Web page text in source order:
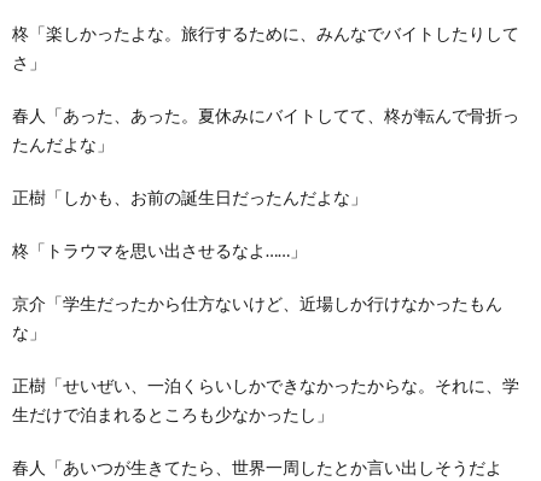
柊「楽しかったよな。旅行するために、みんなでバイトしたりして
さ」
春人「あった、あった。夏休みにバイトしてて、柊が転んで骨折っ
たんだよな」
正樹「しかも、お前の誕生日だったんだよな」
柊「トラウマを思い出させるなよ……」
京介「学生だったから仕方ないけど、近場しか行けなかったもん
な」
正樹「せいぜい、一泊くらいしかできなかったからな。それに、学
生だけで泊まれるところも少なかったし」
春人「あいつが生きてたら、世界一周したとか言い出しそうだよ